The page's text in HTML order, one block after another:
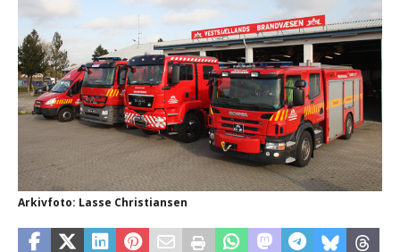
Arkivfoto: Lasse Christiansen